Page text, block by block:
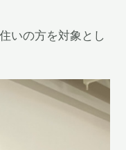
いの方を対象とし